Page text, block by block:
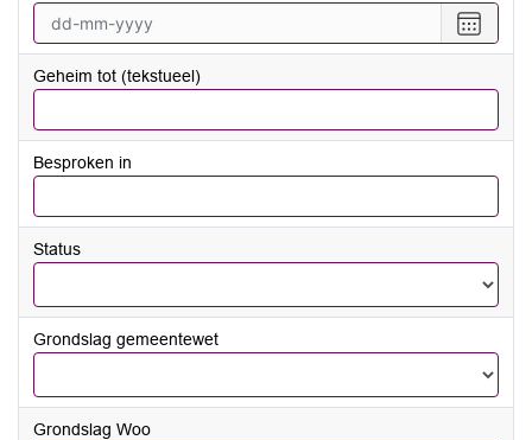
vanaf
een
tot
met
Geheim tot (tekstueel)
Besproken in
Status
Grondslag gemeentewet
Grondslag Woo